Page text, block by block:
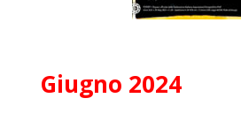
Giugno 2024